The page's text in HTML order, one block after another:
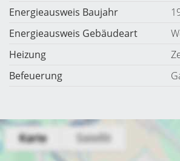
Energieausweis Baujahr
Energieausweis Gebäudeart
Heizung
Befeuerung